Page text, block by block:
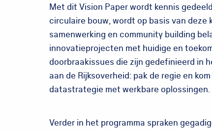
Met dit Vision Paper wordt kennis
circulaire bouw, wordt op basis van
samenwerking en community building
innovatieprojecten met huidige en
doorbraakissues die zijn gedefinieerd in
aan de Rijksoverheid: pak de regie en
datastrategie met werkbare oplossingen.
Verder in het programma spraken